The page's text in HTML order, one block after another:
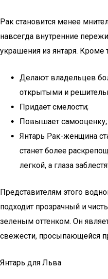
Рак становится менее
навсегда внутренние
украшения из янтаря. Кроме
Делают владельцев
открытыми и
Придает смелости;
Повышает самооценку;
Янтарь Рак-женщина
станет более
легкой, а глаза
Представителям этого
подходит прозрачный и
зеленым оттенком. Он
свежести, просыпающейся
Янтарь для Льва